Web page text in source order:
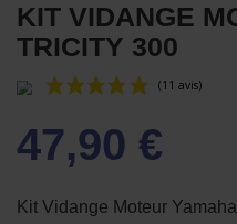
KIT VIDANGE
TRICITY 300
47,90 €
Kit Vidange Moteur